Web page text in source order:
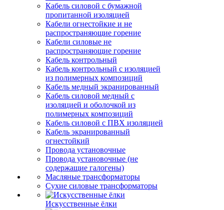
Кабель силовой с бумажной
пропитанной изоляцией
Кабели огнестойкие и не
распространяющие горение
Кабели силовые не
распространяющие горение
Кабель контрольный
Кабель контрольный с изоляцией
из полимерных композиций
Кабель медный экранированный
Кабель силовой медный с
изоляцией и оболочкой из
полимерных композиций
Кабель силовой с ПВХ изоляцией
Кабель экранированный
огнестойкий
Провода установочные
Провода установочные (не
содержащие галогены)
Масляные трансформаторы
Сухие силовые трансформаторы
Искусственные ёлки